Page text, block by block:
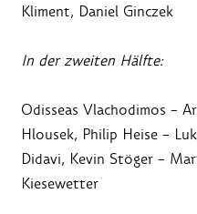
Kliment, Daniel Ginczek
In der zweiten Hälfte:
Odisseas Vlachodimos –
Hlousek, Philip Heise –
Didavi, Kevin Stöger –
Kiesewetter